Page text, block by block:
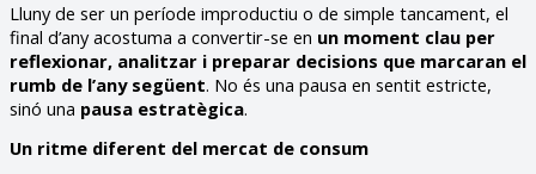
Lluny de ser un període improductiu o de simple tancament, el
final d’any acostuma a convertir-se en un moment clau per
reflexionar, analitzar i preparar decisions que marcaran el
rumb de l’any següent. No és una pausa en sentit estricte,
sinó una pausa estratègica.
Un ritme diferent del mercat de consum